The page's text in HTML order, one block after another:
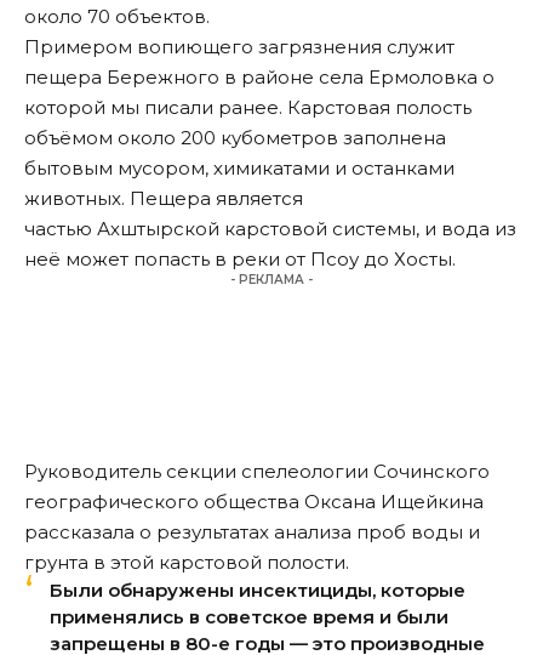
около 70 объектов.
Примером вопиющего загрязнения служит
пещера Бережного в районе села Ермоловка о
которой мы писали ранее. Карстовая полость
объёмом около 200 кубометров заполнена
бытовым мусором, химикатами и останками
животных. Пещера является
частью Ахштырской карстовой системы, и вода из
неё может попасть в реки от Псоу до Хосты.
- РЕКЛАМА -
Руководитель секции спелеологии Сочинского
географического общества Оксана Ищейкина
рассказала о результатах анализа проб воды и
грунта в этой карстовой полости.
Были обнаружены инсектициды, которые
применялись в советское время и были
запрещены в 80-е годы — это производные